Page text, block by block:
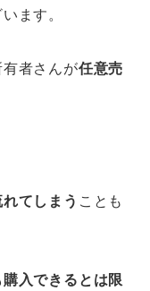
ます。
有者さんが任意売
てしまう ことも
購入できるとは限